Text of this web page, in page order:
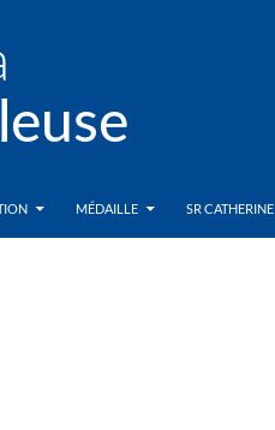
MÉDAILLE SR CATHERINE